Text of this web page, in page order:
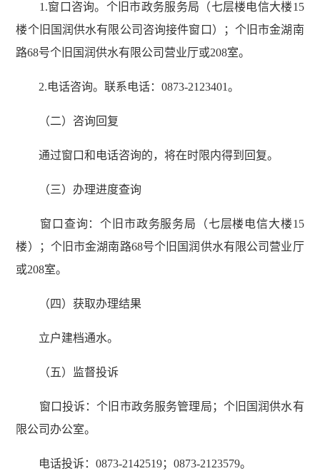
1.窗口咨询。个旧市政务服务局（七层楼电信大楼15
楼个旧国润供水有限公司咨询接件窗口）；个旧市金湖南
路68号个旧国润供水有限公司营业厅或208室。
2.电话咨询。联系电话：0873-2123401。
（二）咨询回复
通过窗口和电话咨询的，将在时限内得到回复。
（三）办理进度查询
窗口查询：个旧市政务服务局（七层楼电信大楼15
楼）；个旧市金湖南路68号个旧国润供水有限公司营业厅
或208室。
（四）获取办理结果
立户建档通水。
（五）监督投诉
窗口投诉：个旧市政务服务管理局；个旧国润供水有
限公司办公室。
电话投诉：0873-2142519；0873-2123579。